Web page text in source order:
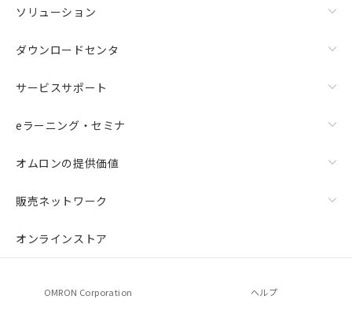
ソリューション
ダウンロードセンタ
サービスサポート
eラーニング・セミナ
オムロンの提供価値
販売ネットワーク
オンラインストア
OMRON Corporation ヘルプ